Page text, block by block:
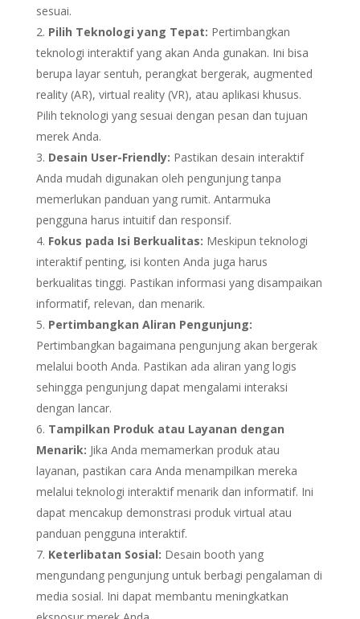
sesuai.
Pilih Teknologi yang Tepat: Pertimbangkan
teknologi interaktif yang akan Anda gunakan. Ini bisa
berupa layar sentuh, perangkat bergerak, augmented
reality (AR), virtual reality (VR), atau aplikasi khusus.
Pilih teknologi yang sesuai dengan pesan dan tujuan
merek Anda.
Desain User-Friendly: Pastikan desain interaktif
Anda mudah digunakan oleh pengunjung tanpa
memerlukan panduan yang rumit. Antarmuka
pengguna harus intuitif dan responsif.
Fokus pada Isi Berkualitas: Meskipun teknologi
interaktif penting, isi konten Anda juga harus
berkualitas tinggi. Pastikan informasi yang disampaikan
informatif, relevan, dan menarik.
Pertimbangkan Aliran Pengunjung:
Pertimbangkan bagaimana pengunjung akan bergerak
melalui booth Anda. Pastikan ada aliran yang logis
sehingga pengunjung dapat mengalami interaksi
dengan lancar.
Tampilkan Produk atau Layanan dengan
Menarik: Jika Anda memamerkan produk atau
layanan, pastikan cara Anda menampilkan mereka
melalui teknologi interaktif menarik dan informatif. Ini
dapat mencakup demonstrasi produk virtual atau
panduan pengguna interaktif.
Keterlibatan Sosial: Desain booth yang
mengundang pengunjung untuk berbagi pengalaman di
media sosial. Ini dapat membantu meningkatkan